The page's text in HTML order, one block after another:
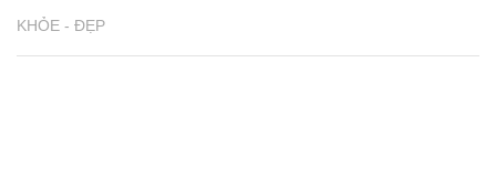
KHỎE - ĐẸP